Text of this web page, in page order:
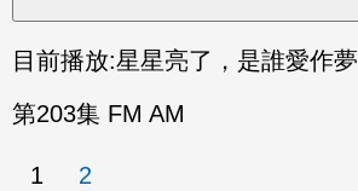
目前播放:星星亮了，是誰愛作夢
第203集 FM AM
1 2